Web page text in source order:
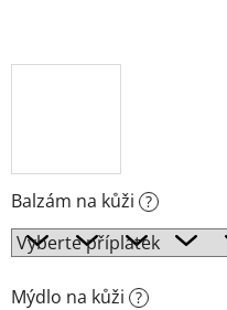
Balzám na kůži ?
Mýdlo na kůži ?